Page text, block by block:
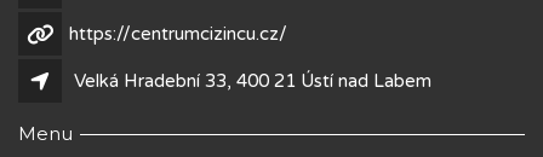
https://centrumcizincu.cz/
Velká Hradební 33, 400 21 Ústí nad Labem
Menu